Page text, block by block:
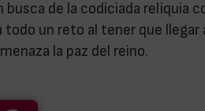
de la codiciada reliquia
un reto al tener que llegar
la paz del reino.